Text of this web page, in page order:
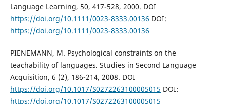
Language Learning, 50, 417-528, 2000. DOI
https://doi.org/10.1111/0023-8333.00136 DOI:
https://doi.org/10.1111/0023-8333.00136
PIENEMANN, M. Psychological constraints on the
teachability of languages. Studies in Second Language
Acquisition, 6 (2), 186-214, 2008. DOI
https://doi.org/10.1017/S0272263100005015 DOI:
https://doi.org/10.1017/S0272263100005015